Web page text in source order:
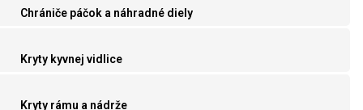
Chrániče páčok a náhradné diely
Kryty kyvnej vidlice
Kryty rámu a nádrže